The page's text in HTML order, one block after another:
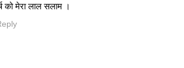
मेरा लाल सलाम ।